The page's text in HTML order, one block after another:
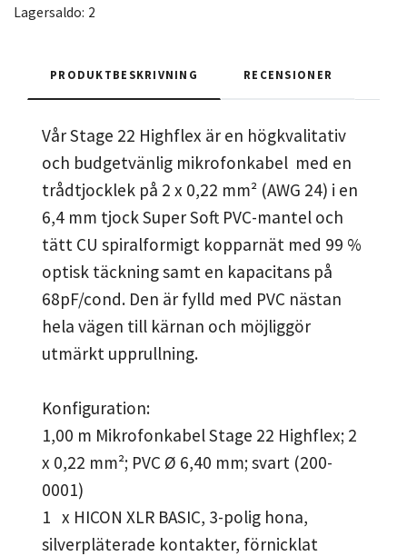
Lagersaldo: 2
PRODUKTBESKRIVNING RECENSIONER
Vår Stage 22 Highflex är en högkvalitativ
och budgetvänlig mikrofonkabel med en
trådtjocklek på 2 x 0,22 mm² (AWG 24) i en
6,4 mm tjock Super Soft PVC-mantel och
tätt CU spiralformigt kopparnät med 99 %
optisk täckning samt en kapacitans på
68pF/cond. Den är fylld med PVC nästan
hela vägen till kärnan och möjliggör
utmärkt upprullning.
Konfiguration:
1,00 m Mikrofonkabel Stage 22 Highflex; 2
x 0,22 mm²; PVC Ø 6,40 mm; svart (200-
0001)
1 x HICON XLR BASIC, 3-polig hona,
silverpläterade kontakter, förnicklat